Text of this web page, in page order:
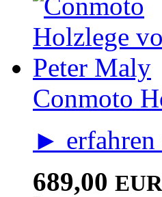
Conmoto
►
689,00 EUR